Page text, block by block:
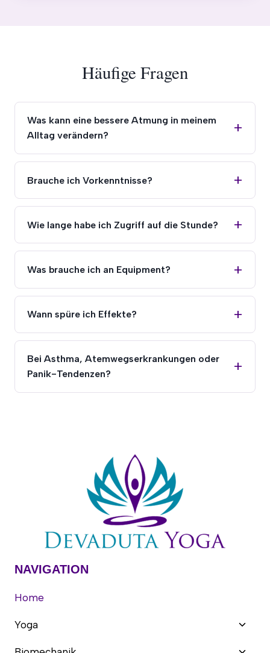
Häufige Fragen
Was kann eine bessere Atmung in meinem
Alltag verändern?
Brauche ich Vorkenntnisse?
Wie lange habe ich Zugriff auf die Stunde?
Was brauche ich an Equipment?
Wann spüre ich Effekte?
Bei Asthma, Atemwegserkrankungen oder
Panik-Tendenzen?
NAVIGATION
Home
Yoga